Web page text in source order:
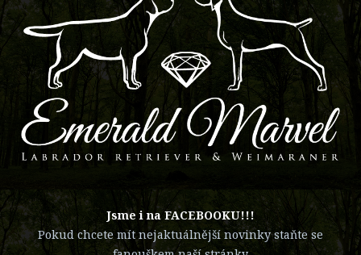
​Jsme i na FACEBOOKU!!!
Pokud chcete mít nejaktuálnější novinky staňte se